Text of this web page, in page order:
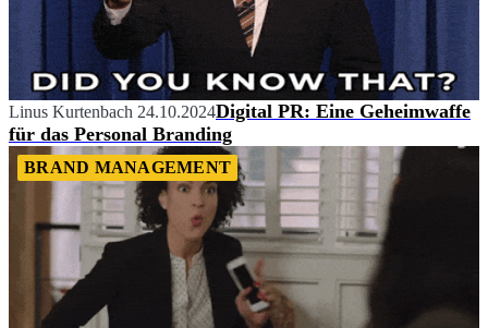
Linus Kurtenbach 24.10.2024Digital PR: Eine Geheimwaffe
für das Personal Branding
BRAND MANAGEMENT